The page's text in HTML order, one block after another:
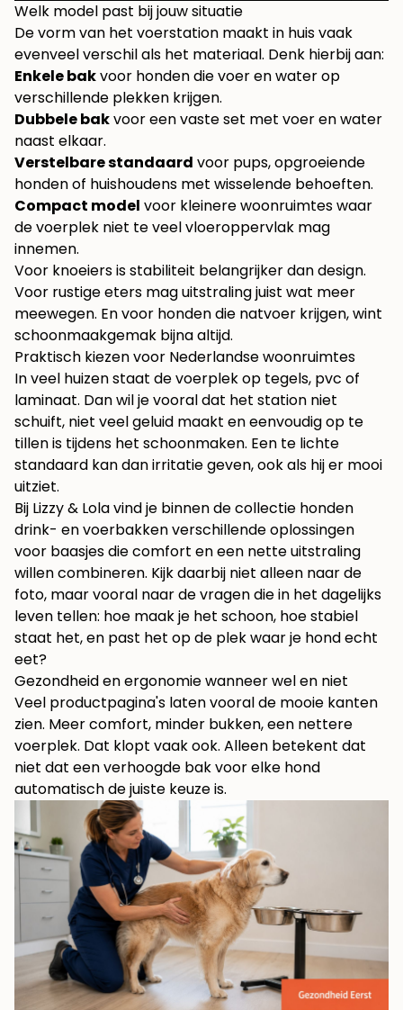
Welk model past bij jouw situatie
De vorm van het voerstation maakt in huis vaak
evenveel verschil als het materiaal. Denk hierbij aan:
Enkele bakvoor honden die voer en water op
verschillende plekken krijgen.
Dubbele bakvoor een vaste set met voer en water
naast elkaar.
Verstelbare standaard voor pups, opgroeiende
honden of huishoudens met wisselende behoeften.
Compact model voor kleinere woonruimtes waar
de voerplek niet te veel vloeroppervlak mag
innemen.
Voor knoeiers is stabiliteit belangrijker dan design.
Voor rustige eters mag uitstraling juist wat meer
meewegen. En voor honden die natvoer krijgen, wint
schoonmaakgemak bijna altijd.
Praktisch kiezen voor Nederlandse woonruimtes
In veel huizen staat de voerplek op tegels, pvc of
laminaat. Dan wil je vooral dat het station niet
schuift, niet veel geluid maakt en eenvoudig op te
tillen is tijdens het schoonmaken. Een te lichte
standaard kan dan irritatie geven, ook als hij er mooi
uitziet.
Bij Lizzy & Lola vind je binnen de collectie honden
drink- en voerbakkenverschillende oplossingen
voor baasjes die comfort en een nette uitstraling
willen combineren. Kijk daarbij niet alleen naar de
foto, maar vooral naar de vragen die in het dagelijks
leven tellen: hoe maak je het schoon, hoe stabiel
staat het, en past het op de plek waar je hond echt
eet?
Gezondheid en ergonomie wanneer wel en niet
Veel productpagina's laten vooral de mooie kanten
zien. Meer comfort, minder bukken, een nettere
voerplek. Dat klopt vaak ook. Alleen betekent dat
niet dat een verhoogde bak voor elke hond
automatisch de juiste keuze is.